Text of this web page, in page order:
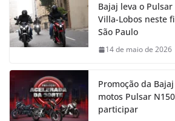
Bajaj leva o
Villa-Lobos neste
São Paulo
14 de maio de 2026
Promoção da
motos Pulsar
participar